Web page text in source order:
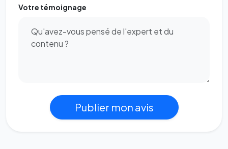
Votre témoignage
Publier mon avis